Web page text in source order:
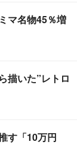
マ名物45％増
描いた”レトロ
す「10万円